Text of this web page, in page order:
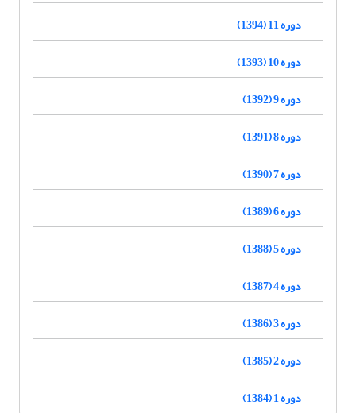
دوره 11 (1394)
دوره 10 (1393)
دوره 9 (1392)
دوره 8 (1391)
دوره 7 (1390)
دوره 6 (1389)
دوره 5 (1388)
دوره 4 (1387)
دوره 3 (1386)
دوره 2 (1385)
دوره 1 (1384)